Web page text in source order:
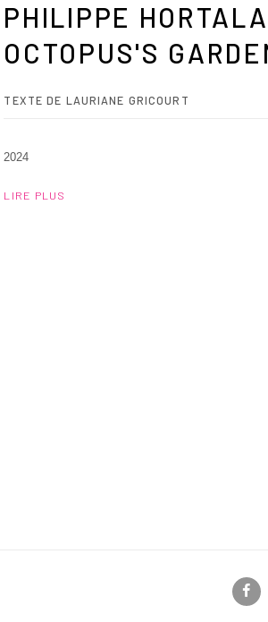
PHILIPPE
OCTOPUS'S
TEXTE DE LAURIANE GRICOURT
2024
LIRE PLUS